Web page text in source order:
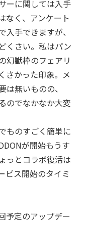
ーに関しては入手
なく、アンケート
手できますが、
くさい。私はパン
幻獣枠のフェアリ
さかった印象。メ
無いものの、
のでなかなか大変
ものすごく簡単に
が開始もうす
っとコラボ復活は
ビス開始のタイミ
予定のアップデー